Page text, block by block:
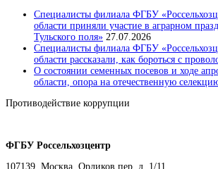
Специалисты филиала ФГБУ
области приняли участие в аграрном
Тульского поля» 27.07.2026
Специалисты филиала ФГБУ
области рассказали, как бороться с
О состоянии семенных посевов и ходе
области, опора на отечественную
Противодействие коррупции
ФГБУ Россельхозцентр
107139, Москва, Орликов пер.,д. 1/11.